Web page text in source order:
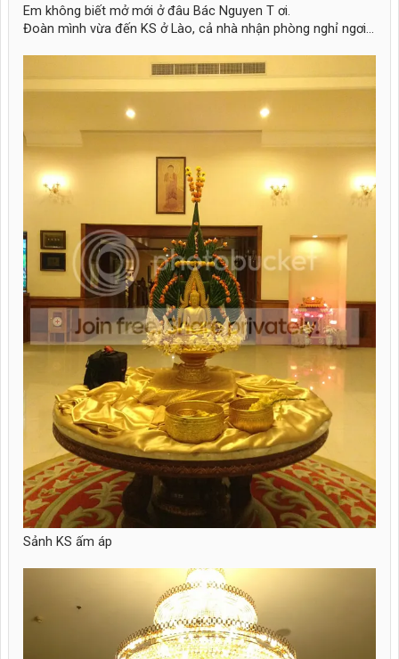
Em không biết mở mới ở đâu Bác Nguyen T ơi.
Đoàn mình vừa đến KS ở Lào, cả nhà nhận phòng nghỉ ngơi...
Sảnh KS ấm áp